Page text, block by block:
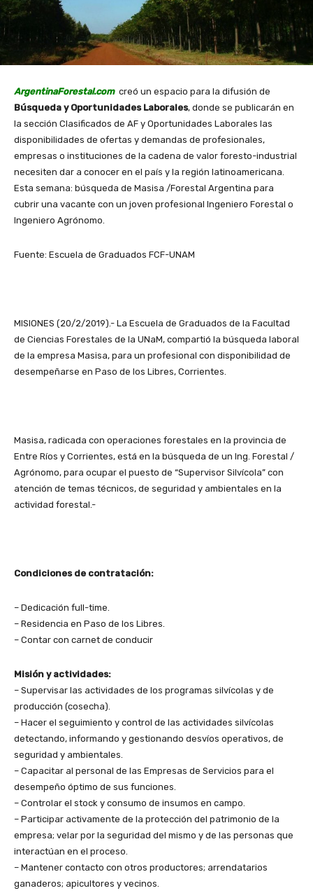
ArgentinaForestal.com creó un espacio para la difusión de
Búsqueda y Oportunidades Laborales, donde se publicarán en
la sección Clasificados de AF y Oportunidades Laborales las
disponibilidades de ofertas y demandas de profesionales,
empresas o instituciones de la cadena de valor foresto-industrial
necesiten dar a conocer en el país y la región latinoamericana.
Esta semana: búsqueda de Masisa /Forestal Argentina para
cubrir una vacante con un joven profesional Ingeniero Forestal o
Ingeniero Agrónomo.
Fuente: Escuela de Graduados FCF-UNAM
MISIONES (20/2/2019).- La Escuela de Graduados de la Facultad
de Ciencias Forestales de la UNaM, compartió la búsqueda laboral
de la empresa Masisa, para un profesional con disponibilidad de
desempeñarse en Paso de los Libres, Corrientes.
Masisa, radicada con operaciones forestales en la provincia de
Entre Ríos y Corrientes, está en la búsqueda de un Ing. Forestal /
Agrónomo, para ocupar el puesto de “Supervisor Silvícola” con
atención de temas técnicos, de seguridad y ambientales en la
actividad forestal.-
Condiciones de contratación:
– Dedicación full-time.
– Residencia en Paso de los Libres.
– Contar con carnet de conducir
Misión y actividades:
– Supervisar las actividades de los programas silvícolas y de
producción (cosecha).
– Hacer el seguimiento y control de las actividades silvícolas
detectando, informando y gestionando desvíos operativos, de
seguridad y ambientales.
– Capacitar al personal de las Empresas de Servicios para el
desempeño óptimo de sus funciones.
– Controlar el stock y consumo de insumos en campo.
– Participar activamente de la protección del patrimonio de la
empresa; velar por la seguridad del mismo y de las personas que
interactúan en el proceso.
– Mantener contacto con otros productores; arrendatarios
ganaderos; apicultores y vecinos.